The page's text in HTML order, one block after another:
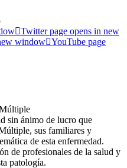
Twitter page opens in new
window YouTube page
sin ánimo de lucro que
sus familiares y
de esta enfermedad.
de profesionales de la salud y
patología.